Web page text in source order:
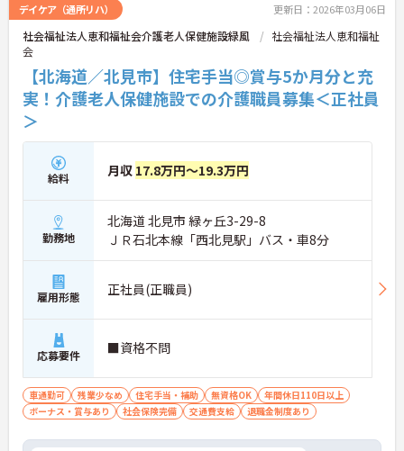
デイケア（通所リハ） 更新日：2026年03月06日
社会福祉法人恵和福祉会介護老人保健施設緑風
社会福祉法人恵和福祉
会
【北海道／北見市】住宅手当◎賞与5か月分と充
実！介護老人保健施設での介護職員募集＜正社員
＞
給料 月収 17.8万円～19.3万円
勤務地
北海道 北見市 緑ヶ丘3-29-8
ＪＲ石北本線「西北見駅」バス・車8分
雇用形態 正社員(正職員)
応募要件 ■資格不問
車通勤可 残業少なめ 住宅手当・補助 無資格OK
年間休日110日以上
ボーナス・賞与あり
社会保険完備 交通費支給 退職金制度あり